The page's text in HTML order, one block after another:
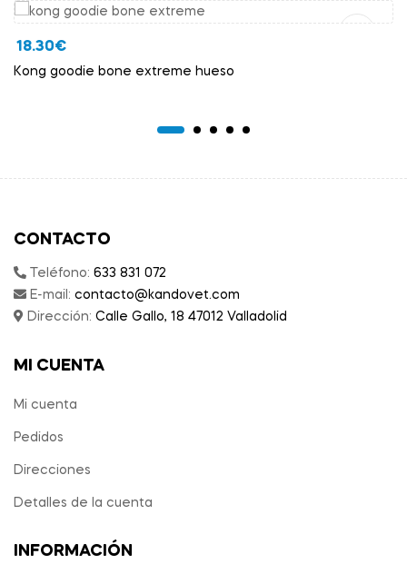
18.30€
Kong goodie bone extreme hueso
CONTACTO
Teléfono: 633 831 072
E-mail: contacto@kandovet.com
Dirección: Calle Gallo, 18 47012 Valladolid
MI CUENTA
Mi cuenta
Pedidos
Direcciones
Detalles de la cuenta
INFORMACIÓN